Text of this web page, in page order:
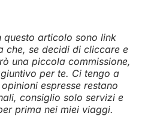
questo articolo sono link
che, se decidi di cliccare e
una piccola commissione,
per te. Ci tengo a
espresse restano
consiglio solo servizi e
prima nei miei viaggi.